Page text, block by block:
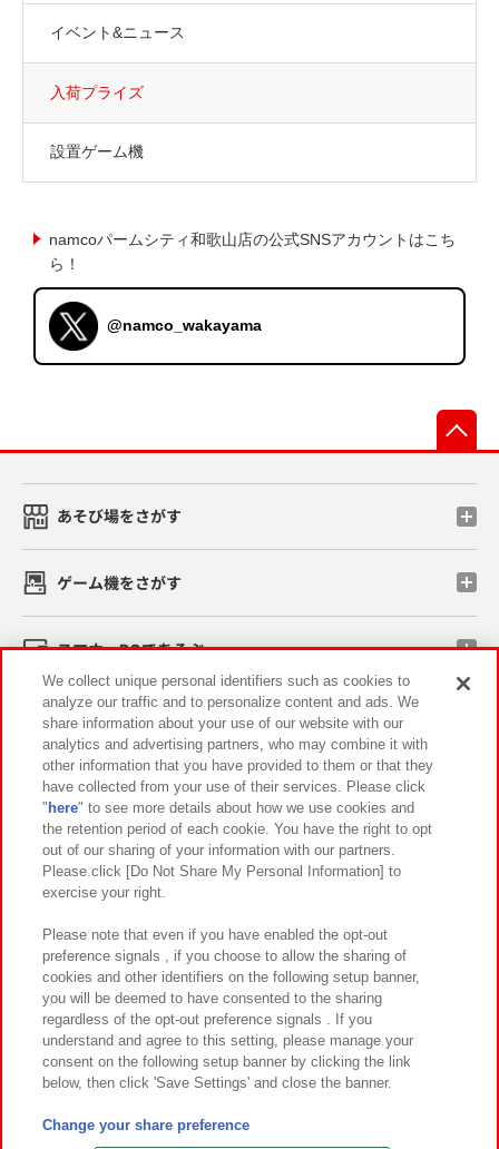
イベント&ニュース
入荷プライズ
設置ゲーム機
namcoパームシティ和歌山店の公式SNSアカウントはこち
ら！
@namco_wakayama
あそび場をさがす
ゲーム機をさがす
スマホ・PCであそぶ
イベント・キャンペーン
関連会社 サステナビリティ サイトポリシー
プライバシーポリシー ウェブアクセシビリティ方針と検証結果
お取引先さまとともに
カスタマーハラスメント対応方針 よくあるご質問・お問い合わせ
©Bandai Namco Amusement Inc.
©Bandai Namco Amusement Lab Inc.
We collect unique personal identifiers such as cookies to
analyze our traffic and to personalize content and ads. We
share information about your use of our website with our
analytics and advertising partners, who may combine it with
other information that you have provided to them or that they
have collected from your use of their services. Please click
" here" to see more details about how we use cookies and
the retention period of each cookie. You have the right to opt
out of our sharing of your information with our partners.
Please click [Do Not Share My Personal Information] to
exercise your right.
Please note that even if you have enabled the opt-out
preference signals , if you choose to allow the sharing of
cookies and other identifiers on the following setup banner,
you will be deemed to have consented to the sharing
regardless of the opt-out preference signals . If you
understand and agree to this setting, please manage your
consent on the following setup banner by clicking the link
below, then click 'Save Settings' and close the banner.
Change your share preference